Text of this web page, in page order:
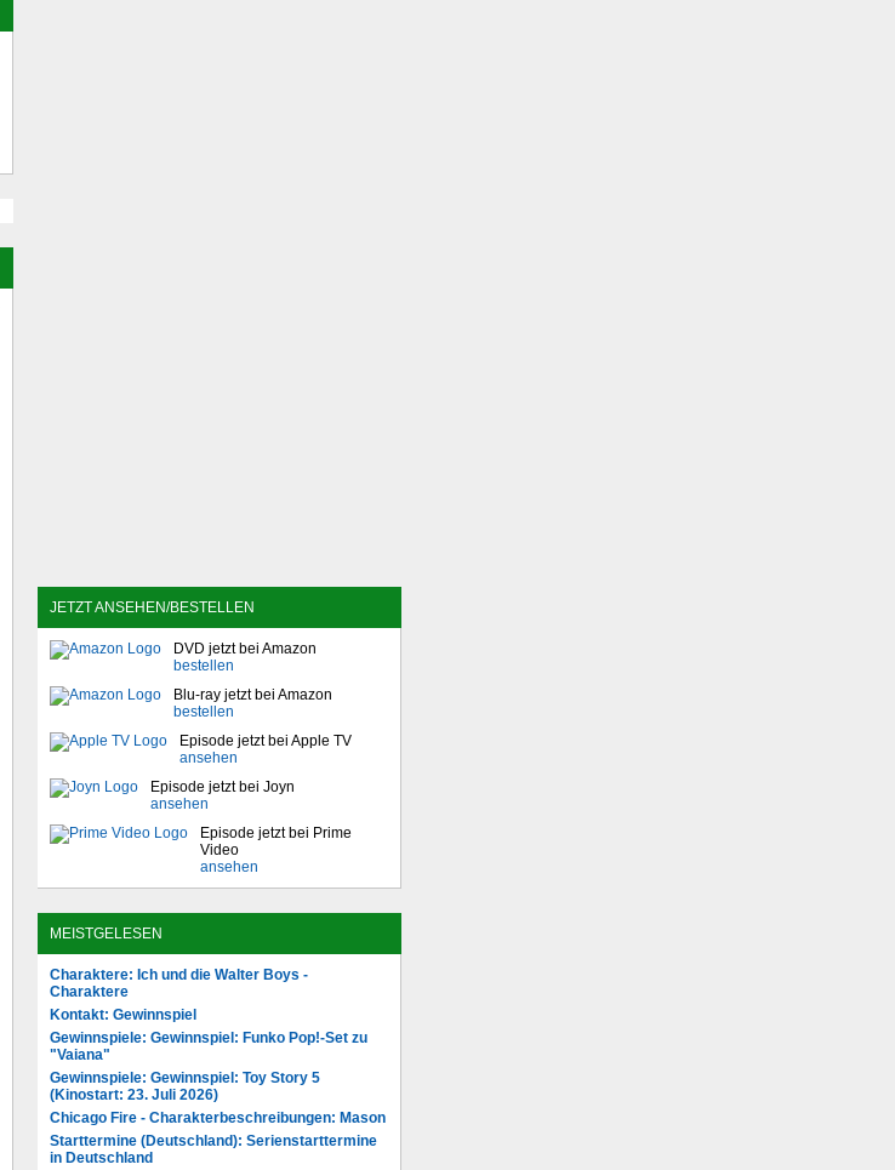
JETZT ANSEHEN/BESTELLEN
DVD jetzt bei Amazon
bestellen
Blu-ray jetzt bei Amazon
bestellen
Episode jetzt bei Apple TV
ansehen
Episode jetzt bei Joyn
ansehen
Episode jetzt bei Prime
Video
ansehen
MEISTGELESEN
Charaktere: Ich und die Walter Boys -
Charaktere
Kontakt: Gewinnspiel
Gewinnspiele: Gewinnspiel: Funko Pop!-Set zu
"Vaiana"
Gewinnspiele: Gewinnspiel: Toy Story 5
(Kinostart: 23. Juli 2026)
Chicago Fire - Charakterbeschreibungen: Mason
Starttermine (Deutschland): Serienstarttermine
in Deutschland